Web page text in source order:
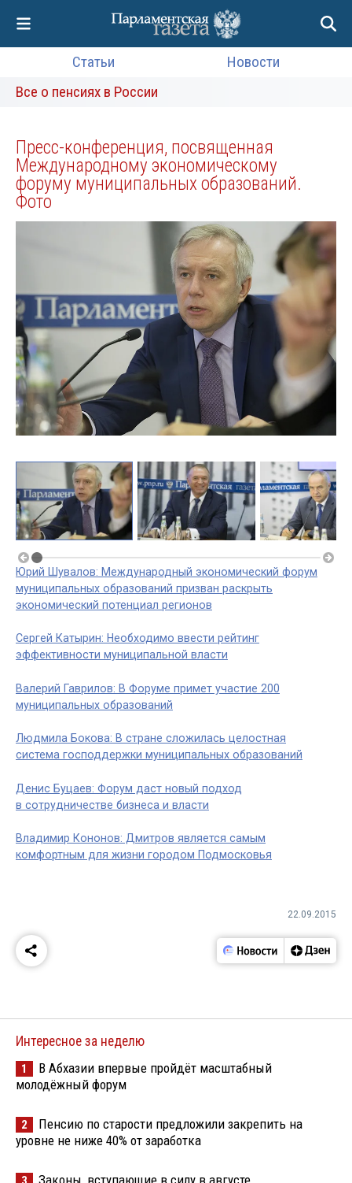
Статьи
Новости
Все о пенсиях в России
Пресс-конференция, посвященная
Международному экономическому
форуму муниципальных образований.
Фото
Юрий Шувалов: Международный экономический форум
муниципальных образований призван раскрыть
экономический потенциал регионов
Сергей Катырин: Необходимо ввести рейтинг
эффективности муниципальной власти
Валерий Гаврилов: В Форуме примет участие 200
муниципальных образований
Людмила Бокова: В стране сложилась целостная
система господдержки муниципальных образований
Денис Буцаев: Форум даст новый подход
в сотрудничестве бизнеса и власти
Владимир Кононов: Дмитров является самым
комфортным для жизни городом Подмосковья
22.09.2015
Интересное за неделю
1
В Абхазии впервые пройдёт масштабный
молодёжный форум
2
Пенсию по старости предложили закрепить на
уровне не ниже 40% от заработка